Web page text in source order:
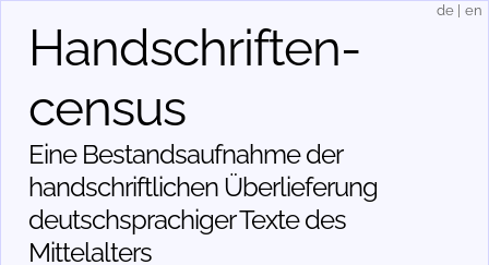
Handschriften­
census
Eine Bestandsaufnahme der
handschriftlichen Über­lieferung
deutschsprachiger Texte des
Mittelalters
de en